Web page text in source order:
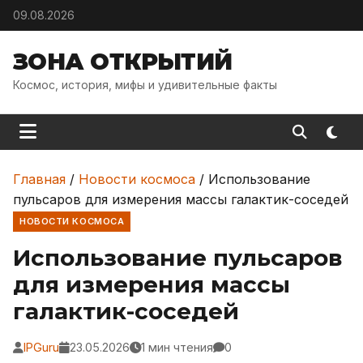
Skip to content
09.08.2026
ЗОНА ОТКРЫТИЙ
Космос, история, мифы и удивительные факты
Главная / Новости космоса / Использование
пульсаров для измерения массы галактик-соседей
НОВОСТИ КОСМОСА
Использование пульсаров
для измерения массы
галактик-соседей
IPGuru 23.05.2026 1 мин чтения 0